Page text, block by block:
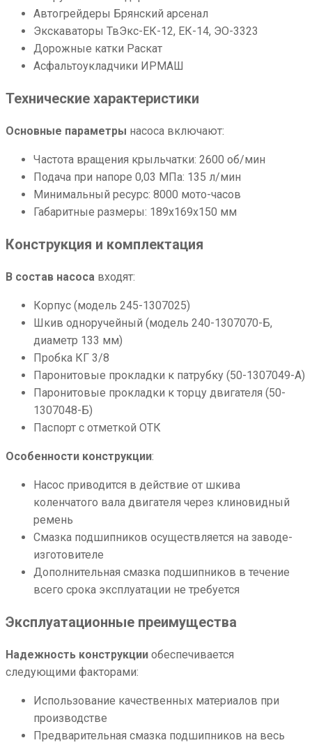
Автогрейдеры Брянский арсенал
Экскаваторы ТвЭкс-ЕК-12, ЕК-14, ЭО-3323
Дорожные катки Раскат
Асфальтоукладчики ИРМАШ
Технические характеристики
Основные параметры насоса включают:
Частота вращения крыльчатки: 2600 об/мин
Подача при напоре 0,03 МПа: 135 л/мин
Минимальный ресурс: 8000 мото-часов
Габаритные размеры: 189x169x150 мм
Конструкция и комплектация
В состав насоса входят:
Корпус (модель 245-1307025)
Шкив одноручейный (модель 240-1307070-Б,
диаметр 133 мм)
Пробка КГ 3/8
Паронитовые прокладки к патрубку (50-1307049-А)
Паронитовые прокладки к торцу двигателя (50-
1307048-Б)
Паспорт с отметкой ОТК
Особенности конструкции:
Насос приводится в действие от шкива
коленчатого вала двигателя через клиновидный
ремень
Смазка подшипников осуществляется на заводе-
изготовителе
Дополнительная смазка подшипников в течение
всего срока эксплуатации не требуется
Эксплуатационные преимущества
Надежность конструкции обеспечивается
следующими факторами:
Использование качественных материалов при
производстве
Предварительная смазка подшипников на весь